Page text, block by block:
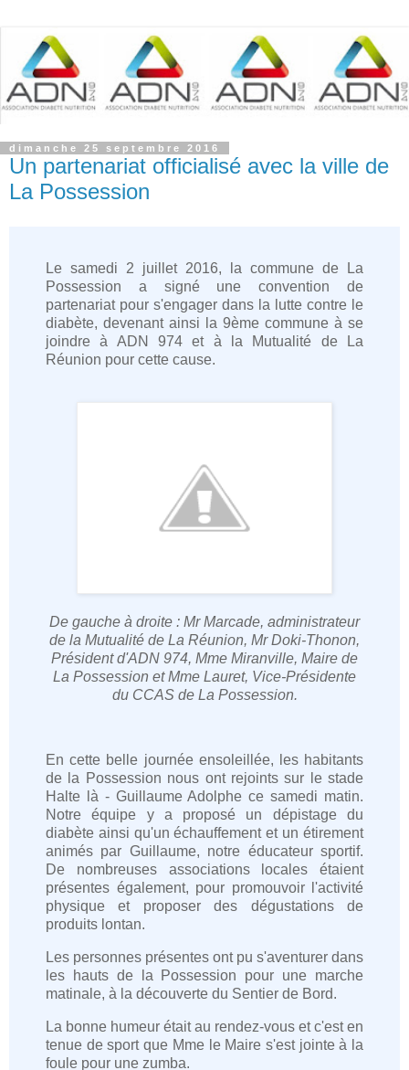
dimanche 25 septembre 2016
Un partenariat officialisé avec la ville de
La Possession
Le samedi 2 juillet 2016, la commune de La
Possession a signé une convention de
partenariat pour s'engager dans la lutte contre le
diabète, devenant ainsi la 9ème commune à se
joindre à ADN 974 et à la Mutualité de La
Réunion pour cette cause.
De gauche à droite : Mr Marcade, administrateur
de la Mutualité de La Réunion, Mr Doki-Thonon,
Président d'ADN 974, Mme Miranville, Maire de
La Possession et Mme Lauret, Vice-Présidente
du CCAS de La Possession.
En cette belle journée ensoleillée, les habitants
de la Possession nous ont rejoints sur le stade
Halte là - Guillaume Adolphe ce samedi matin.
Notre équipe y a proposé un dépistage du
diabète ainsi qu'un échauffement et un étirement
animés par Guillaume, notre éducateur sportif.
De nombreuses associations locales étaient
présentes également, pour promouvoir l'activité
physique et proposer des dégustations de
produits lontan.
Les personnes présentes ont pu s'aventurer dans
les hauts de la Possession pour une marche
matinale, à la découverte du Sentier de Bord.
La bonne humeur était au rendez-vous et c'est en
tenue de sport que Mme le Maire s'est jointe à la
foule pour une zumba.